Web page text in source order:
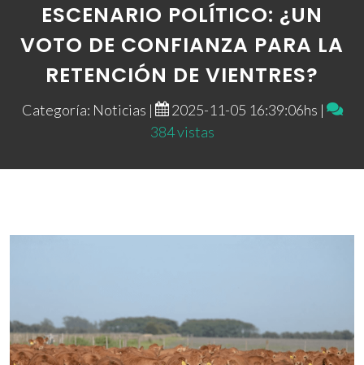
ESCENARIO POLÍTICO: ¿UN
VOTO DE CONFIANZA PARA LA
RETENCIÓN DE VIENTRES?
Categoría: Noticias |
2025-11-05 16:39:06hs |
384 vistas